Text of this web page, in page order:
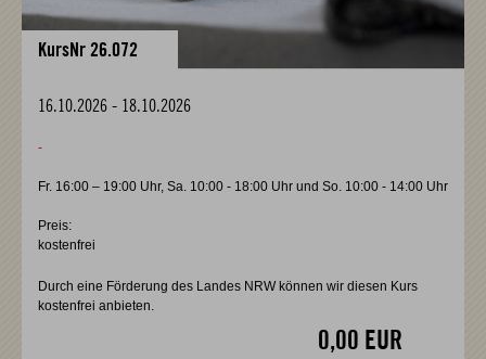
KursNr 26.072
16.10.2026 - 18.10.2026
-
Fr. 16:00 – 19:00 Uhr, Sa. 10:00 - 18:00 Uhr und So. 10:00 - 14:00 Uhr
Preis:
kostenfrei
Durch eine Förderung des Landes NRW können wir diesen Kurs
kostenfrei anbieten.
0,00 EUR